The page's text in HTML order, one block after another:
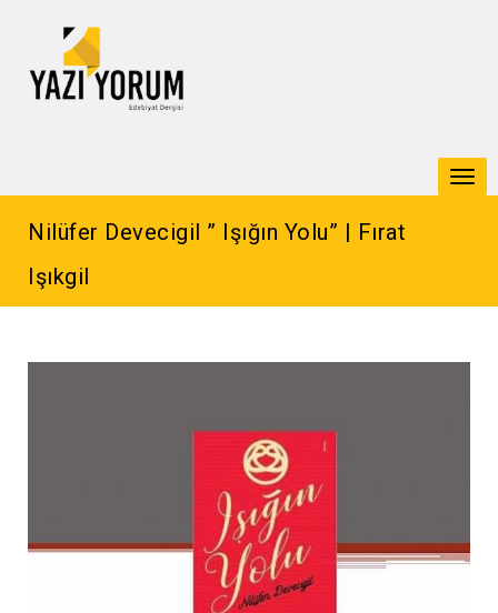
Nilüfer Devecigil ” Işığın Yolu” | Fırat
Işıkgil